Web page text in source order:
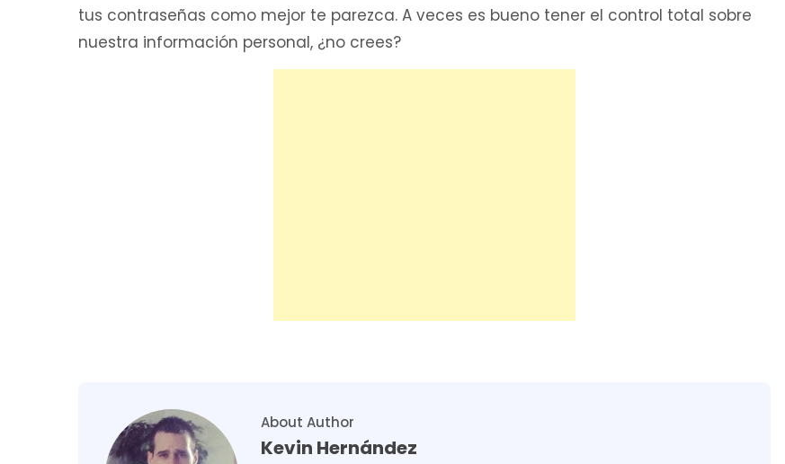
tus contraseñas como mejor te parezca. A veces es bueno tener el control total sobre
nuestra información personal, ¿no crees?
About Author
Kevin Hernández